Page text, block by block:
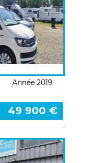
Année 2019
49 900 €